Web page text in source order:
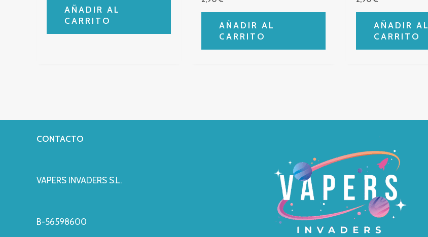
AÑADIR AL
CARRITO
AÑADIR AL
CARRITO
AÑADIR AL
CARRITO
CONTACTO
VAPERS INVADERS S.L.
B-56598600